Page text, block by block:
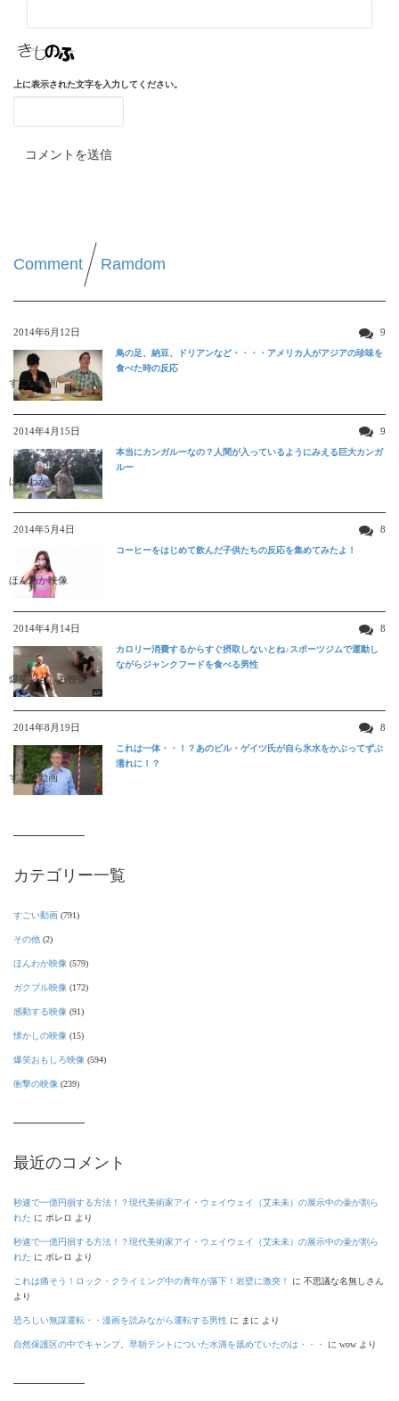
上に表示された文字を入力してください。
Comment Ramdom
2014年6月12日 9
すごい動画
鳥の足、納豆、ドリアンなど・・・・アメリカ人がアジアの珍味を
食べた時の反応
2014年4月15日 9
ほんわか映像
本当にカンガルーなの？人間が入っているようにみえる巨大カンガ
ルー
2014年5月4日 8
ほんわか映像
コーヒーをはじめて飲んだ子供たちの反応を集めてみたよ！
2014年4月14日 8
爆笑おもしろ映像
カロリー消費するからすぐ摂取しないとね♪スポーツジムで運動し
ながらジャンクフードを食べる男性
2014年8月19日 8
すごい動画
これは一体・・！？あのビル・ゲイツ氏が自ら氷水をかぶってずぶ
濡れに！？
カテゴリー一覧
すごい動画 (791)
その他 (2)
ほんわか映像 (579)
ガクブル映像 (172)
感動する映像 (91)
懐かしの映像 (15)
爆笑おもしろ映像 (594)
衝撃の映像 (239)
最近のコメント
秒速で一億円損する方法！？現代美術家アイ・ウェイウェイ（艾未未）の展示中の壷が割ら
れた に ボレロ より
秒速で一億円損する方法！？現代美術家アイ・ウェイウェイ（艾未未）の展示中の壷が割ら
れた に ボレロ より
これは痛そう！ロック・クライミング中の青年が落下！岩壁に激突！ に 不思議な名無しさん
より
恐ろしい無謀運転・・漫画を読みながら運転する男性 に まに より
自然保護区の中でキャンプ。早朝テントについた水滴を舐めていたのは・・・ に wow より